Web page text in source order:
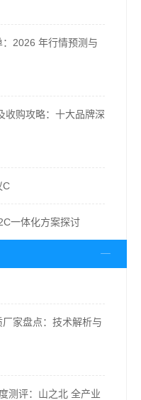
2026 年行情预测与
收购攻略：十大品牌深
C
一体化方案探讨
家盘点：技术解析与
测评：山之北 全产业